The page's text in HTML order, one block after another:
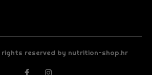
rights reserved by nutrition-shop.hr